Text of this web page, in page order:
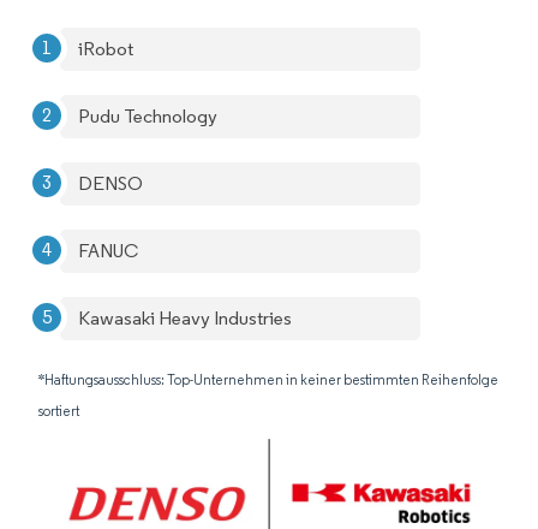
iRobot
Pudu Technology
DENSO
FANUC
Kawasaki Heavy Industries
*Haftungsausschluss: Top-Unternehmen in keiner bestimmten Reihenfolge
sortiert